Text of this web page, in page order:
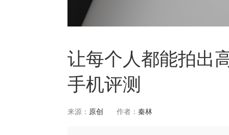
让每个人都能拍出
手机评测
来源： 原创 作者： 秦林